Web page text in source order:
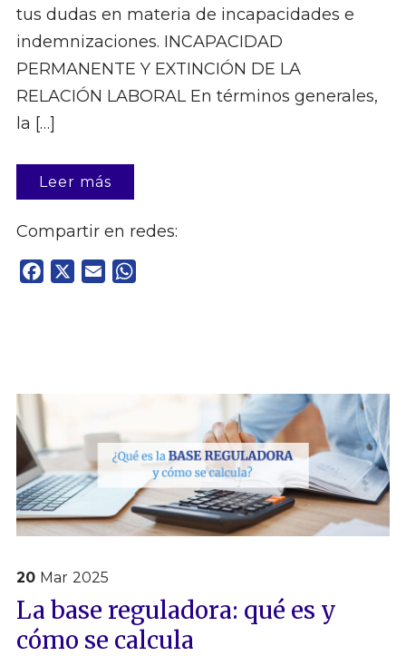
tus dudas en materia de incapacidades e
indemnizaciones. INCAPACIDAD
PERMANENTE Y EXTINCIÓN DE LA
RELACIÓN LABORAL En términos generales,
la […]
Leer más
Compartir en redes:
Facebook Email
20 Mar 2025
La base reguladora: qué es y
cómo se calcula